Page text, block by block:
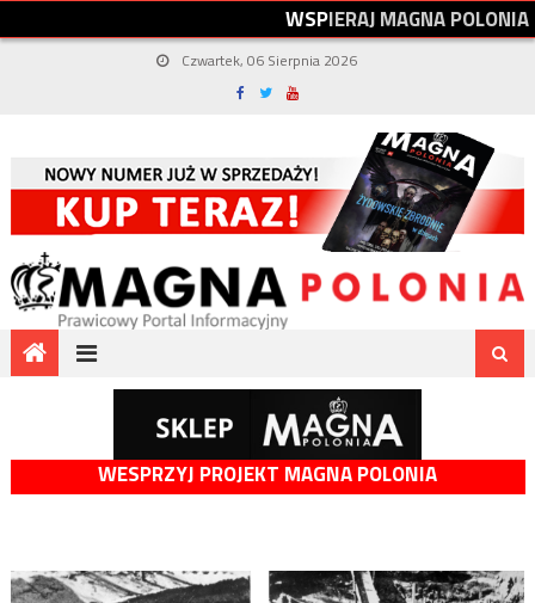
WSPIERAJMAGNAPOLONIA
Czwartek, 06 Sierpnia 2026
WESPRZYJ PROJEKT MAGNA POLONIA